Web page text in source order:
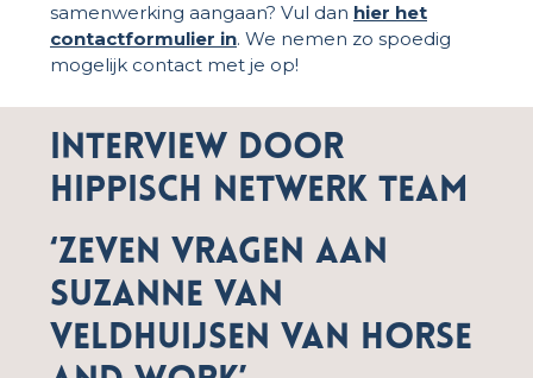
samenwerking aangaan? Vul dan hier het
contactformulier in. We nemen zo spoedig
mogelijk contact met je op!
Interview door
Hippisch netwerk team
‘Zeven vragen aan
Suzanne van
Veldhuijsen van Horse